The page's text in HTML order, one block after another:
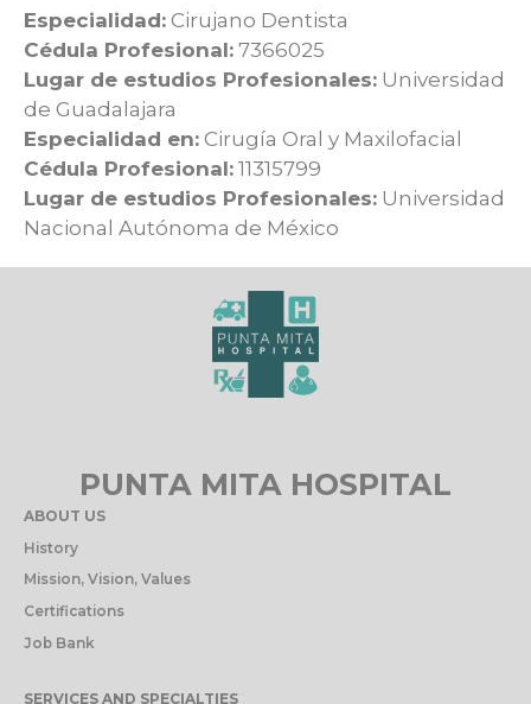
Especialidad: Cirujano Dentista
Cédula Profesional: 7366025
Lugar de estudios Profesionales: Universidad
de Guadalajara
Especialidad en: Cirugía Oral y Maxilofacial
Cédula Profesional: 11315799
Lugar de estudios Profesionales: Universidad
Nacional Autónoma de México
PUNTA MITA HOSPITAL
ABOUT US
History
Mission, Vision, Values
Certifications
Job Bank
SERVICES AND SPECIALTIES